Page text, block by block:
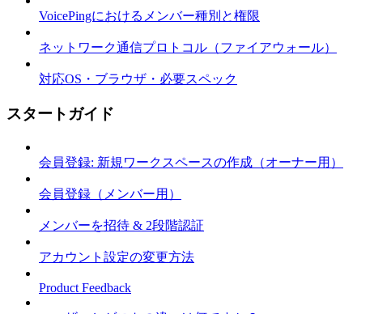
VoicePingにおけるメンバー種別と権限
ネットワーク通信プロトコル（ファイアウォール）
対応OS・ブラウザ・必要スペック
スタートガイド
会員登録: 新規ワークスペースの作成（オーナー用）
会員登録（メンバー用）
メンバーを招待 & 2段階認証
アカウント設定の変更方法
Product Feedback